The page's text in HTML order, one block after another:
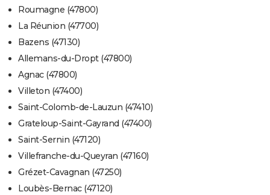
Roumagne (47800)
La Réunion (47700)
Bazens (47130)
Allemans-du-Dropt (47800)
Agnac (47800)
Villeton (47400)
Saint-Colomb-de-Lauzun (47410)
Grateloup-Saint-Gayrand (47400)
Saint-Sernin (47120)
Villefranche-du-Queyran (47160)
Grézet-Cavagnan (47250)
Loubès-Bernac (47120)